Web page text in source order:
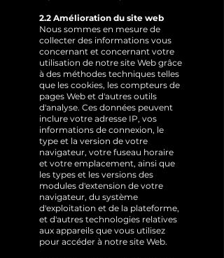
2.2 Amélioration du site web
Nous sommes en mesure de
collecter des informations vous
concernant et concernant votre
utilisation de notre site Web grâce
à des méthodes techniques telles
que les cookies, les compteurs de
pages Web et d'autres outils
d'analyse. Ces données peuvent
inclure votre adresse IP, vos
informations de connexion, le
type et la version de votre
navigateur, votre fuseau horaire
et votre emplacement, ainsi que
les types et les versions des
modules d'extension de votre
navigateur, du système
d'exploitation et de la plateforme,
et d'autres technologies relatives
aux appareils que vous utilisez
pour accéder à notre site Web.